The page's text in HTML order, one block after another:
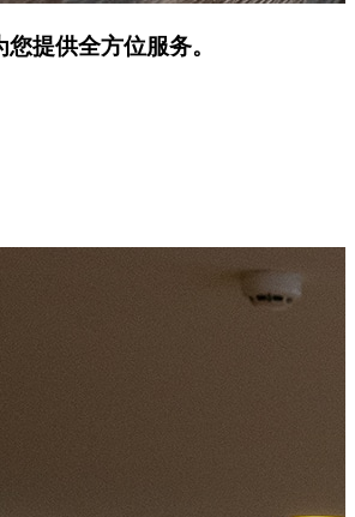
您提供全方位服务。